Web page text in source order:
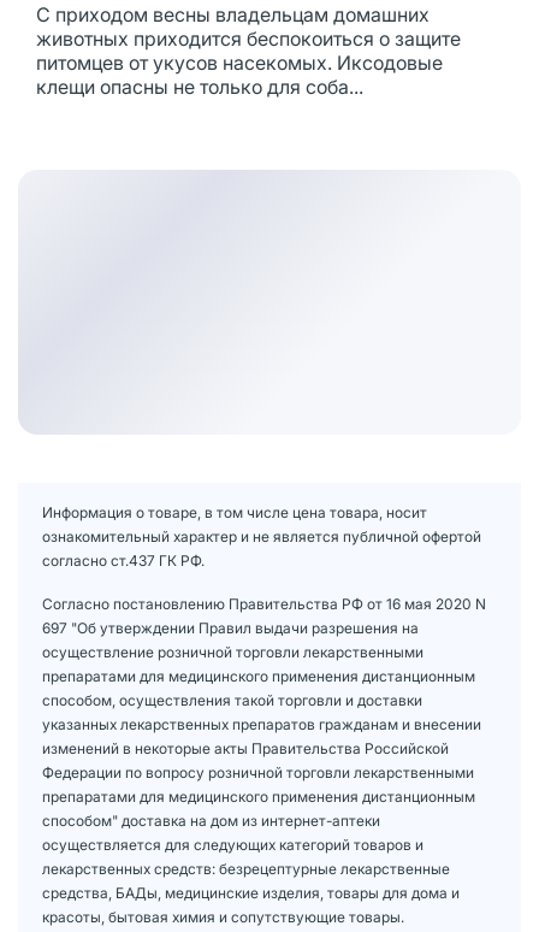
С приходом весны владельцам домашних
животных приходится беспокоиться о защите
питомцев от укусов насекомых. Иксодовые
клещи опасны не только для соба...
Информация о товаре, в том числе цена товара, носит
ознакомительный характер и не является публичной офертой
согласно ст.437 ГК РФ.
Согласно постановлению Правительства РФ от 16 мая 2020 N
697 "Об утверждении Правил выдачи разрешения на
осуществление розничной торговли лекарственными
препаратами для медицинского применения дистанционным
способом, осуществления такой торговли и доставки
указанных лекарственных препаратов гражданам и внесении
изменений в некоторые акты Правительства Российской
Федерации по вопросу розничной торговли лекарственными
препаратами для медицинского применения дистанционным
способом" доставка на дом из интернет-аптеки
осуществляется для следующих категорий товаров и
лекарственных средств: безрецептурные лекарственные
средства, БАДы, медицинские изделия, товары для дома и
красоты, бытовая химия и сопутствующие товары.